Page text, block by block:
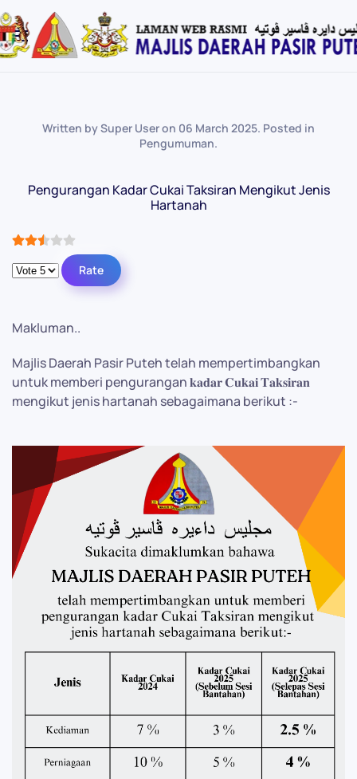
Skip
Written by Super User on 06 March 2025. Posted in
Pengumuman.
Pengurangan Kadar Cukai Taksiran Mengikut Jenis
Hartanah
User Rating:
Please Rate
Makluman..
Majlis Daerah Pasir Puteh telah mempertimbangkan
untuk memberi pengurangan 𝐤𝐚𝐝𝐚𝐫 𝐂𝐮𝐤𝐚𝐢 𝐓𝐚𝐤𝐬𝐢𝐫𝐚𝐧
mengikut jenis hartanah sebagaimana berikut :-